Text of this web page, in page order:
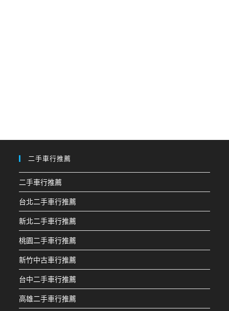
二手車行推薦
二手車行推薦
台北二手車行推薦
新北二手車行推薦
桃園二手車行推薦
新竹中古車行推薦
台中二手車行推薦
高雄二手車行推薦